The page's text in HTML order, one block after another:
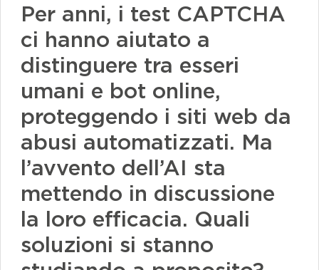
Per anni, i test CAPTCHA
ci hanno aiutato a
distinguere tra esseri
umani e bot online,
proteggendo i siti web da
abusi automatizzati. Ma
l’avvento dell’AI sta
mettendo in discussione
la loro efficacia. Quali
soluzioni si stanno